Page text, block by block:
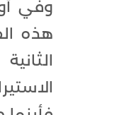
وفي
هذه